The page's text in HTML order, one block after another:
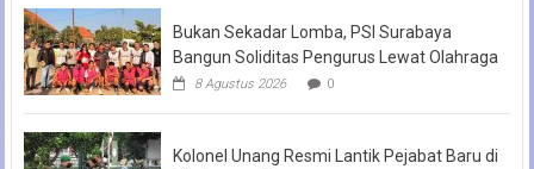
Bukan Sekadar Lomba, PSI Surabaya
Bangun Soliditas Pengurus Lewat Olahraga
8 Agustus 2026 0
Kolonel Unang Resmi Lantik Pejabat Baru di